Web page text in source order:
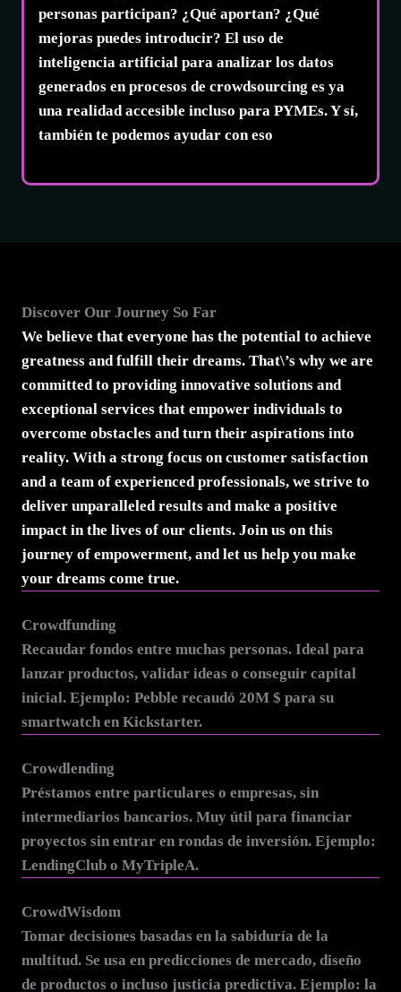
personas participan? ¿Qué aportan? ¿Qué
mejoras puedes introducir? El uso de
inteligencia artificial para analizar los datos
generados en procesos de crowdsourcing es ya
una realidad accesible incluso para PYMEs. Y sí,
también te podemos ayudar con eso
Discover Our Journey So Far
We believe that everyone has the potential to achieve
greatness and fulfill their dreams. That\’s why we are
committed to providing innovative solutions and
exceptional services that empower individuals to
overcome obstacles and turn their aspirations into
reality. With a strong focus on customer satisfaction
and a team of experienced professionals, we strive to
deliver unparalleled results and make a positive
impact in the lives of our clients. Join us on this
journey of empowerment, and let us help you make
your dreams come true.
Crowdfunding
Recaudar fondos entre muchas personas. Ideal para
lanzar productos, validar ideas o conseguir capital
inicial. Ejemplo: Pebble recaudó 20M $ para su
smartwatch en Kickstarter.
Crowdlending
Préstamos entre particulares o empresas, sin
intermediarios bancarios. Muy útil para financiar
proyectos sin entrar en rondas de inversión. Ejemplo:
LendingClub o MyTripleA.
CrowdWisdom
Tomar decisiones basadas en la sabiduría de la
multitud. Se usa en predicciones de mercado, diseño
de productos o incluso justicia predictiva. Ejemplo: la